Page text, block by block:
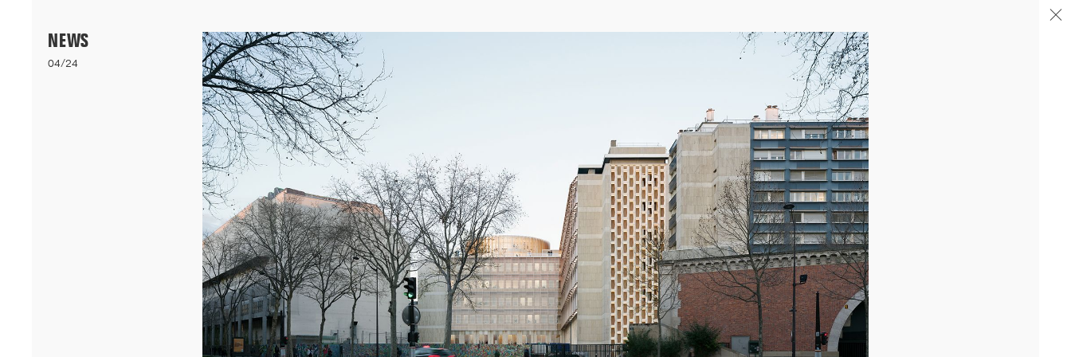
Nos logements bioclimatiques pour les étudiants de l'Université
04/26
INAUGURATION ZANNIER HOTELS BENDOR
Après six ans de présence sur le projet de Renaissance de l'île de
04/26
FIN DE GROS ŒUVRE PORTE DE SAINT-OUEN
Après la livraison de l'immeuble totem en proue sur le
NEWS
04/24